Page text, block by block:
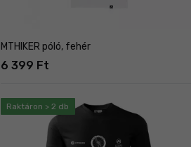
MTHIKER póló, fehér
6 399 Ft
Raktáron > 2 db